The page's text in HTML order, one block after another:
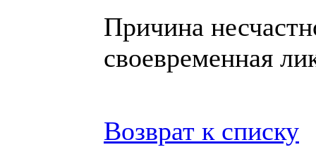
Причина
своевременная
Возврат к списку